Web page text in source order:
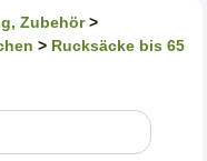
Zubehör>
> Rucksäcke bis 65